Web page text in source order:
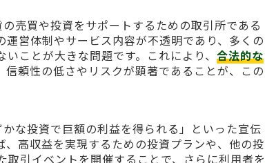
売買や投資をサポートするための取引所である
営体制やサービス内容が不透明であり、多くの
ことが大きな問題です。これにより、 合法的な
信頼性の低さやリスクが顕著であることが、この
な投資で巨額の利益を得られる」といった宣伝
高収益を実現するための投資プランや、他の投
引イベントを開催することで、さらに利用者を